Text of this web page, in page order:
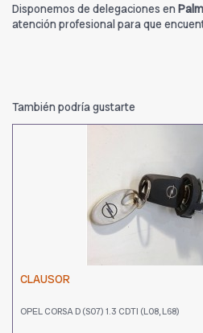
Disponemos de delegaciones en
atención profesional para que
También podría gustarte
CLAUSOR
OPEL CORSA D (S07) 1.3 CDTI (L08, L68)